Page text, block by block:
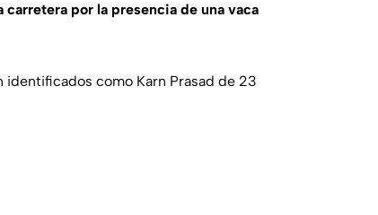
carretera por la presencia de una vaca
como Karn Prasad de 23